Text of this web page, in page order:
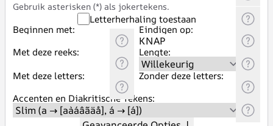
Gebruik asterisken (*) als jokertekens.
Letterherhaling toestaan
Beginnen met:
Eindigen op:
Met deze reeks:
Lengte:
Met deze letters:
Zonder deze letters:
Accenten en Diakritische Tekens: